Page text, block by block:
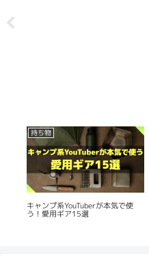
持ち物
キャンプ系YouTuberが本気で使
う！愛用ギア15選